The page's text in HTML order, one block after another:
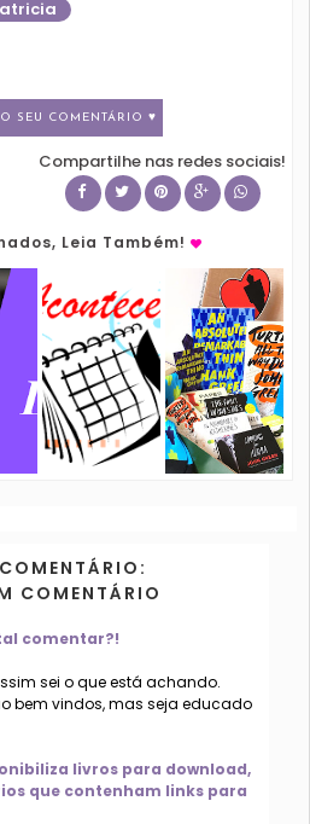
SEU COMENTÁRIO ♥
Compartilhe nas redes sociais!
Leia Também!
COMENTÁRIO
comentar?!
sei o que está achando.
bem vindos, mas seja educado
livros para download,
que contenham links para